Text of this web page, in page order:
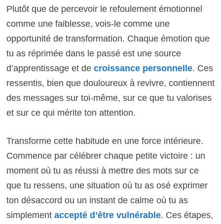
Plutôt que de percevoir le refoulement émotionnel
comme une faiblesse, vois-le comme une
opportunité de transformation. Chaque émotion que
tu as réprimée dans le passé est une source
d’apprentissage et de croissance personnelle. Ces
ressentis, bien que douloureux à revivre, contiennent
des messages sur toi-même, sur ce que tu valorises
et sur ce qui mérite ton attention.
Transforme cette habitude en une force intérieure.
Commence par célébrer chaque petite victoire : un
moment où tu as réussi à mettre des mots sur ce
que tu ressens, une situation où tu as osé exprimer
ton désaccord ou un instant de calme où tu as
simplement accepté d’être vulnérable. Ces étapes,